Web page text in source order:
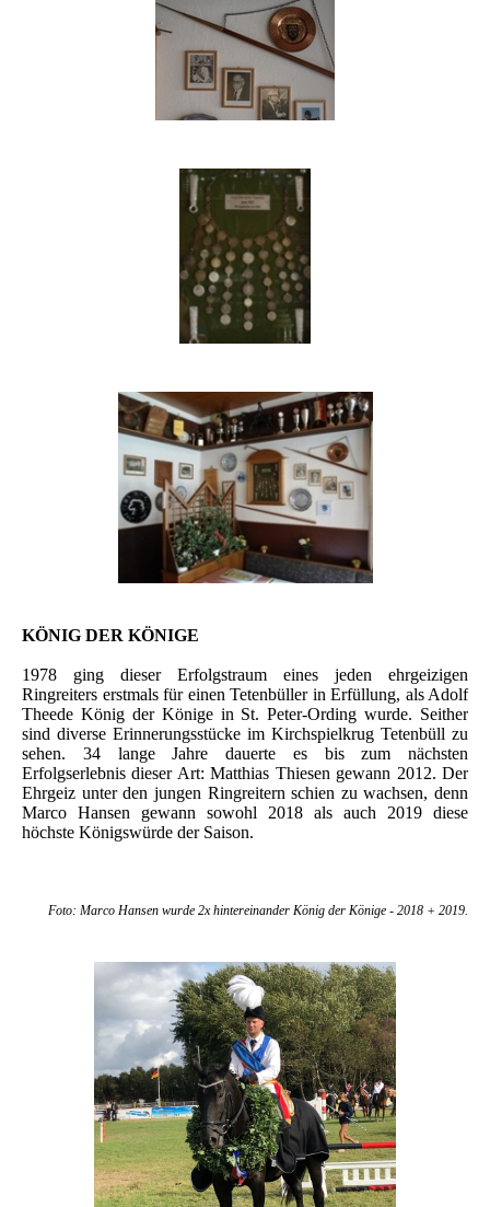
KÖNIG DER KÖNIGE
1978 ging dieser Erfolgstraum eines jeden ehrgeizigen
Ringreiters erstmals für einen Tetenbüller in Erfüllung, als Adolf
Theede König der Könige in St. Peter-Ording wurde. Seither
sind diverse Erinnerungsstücke im Kirchspielkrug Tetenbüll zu
sehen. 34 lange Jahre dauerte es bis zum nächsten
Erfolgserlebnis dieser Art: Matthias Thiesen gewann 2012. Der
Ehrgeiz unter den jungen Ringreitern schien zu wachsen, denn
Marco Hansen gewann sowohl 2018 als auch 2019 diese
höchste Königswürde der Saison.
Foto: Marco Hansen wurde 2x hintereinander König der Könige - 2018 + 2019.